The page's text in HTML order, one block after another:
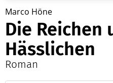
Marco Höne
Die Reichen
Hässlichen
Roman